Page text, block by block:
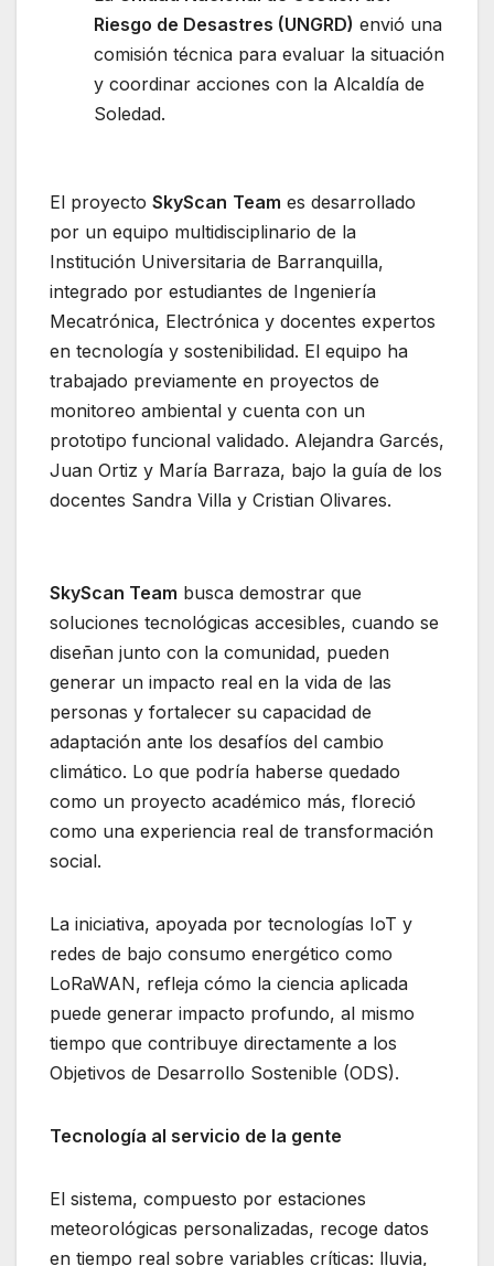
Riesgo de Desastres (UNGRD) envió una
comisión técnica para evaluar la situación
y coordinar acciones con la Alcaldía de
Soledad.
El proyecto SkyScan Team es desarrollado
por un equipo multidisciplinario de la
Institución Universitaria de Barranquilla,
integrado por estudiantes de Ingeniería
Mecatrónica, Electrónica y docentes expertos
en tecnología y sostenibilidad. El equipo ha
trabajado previamente en proyectos de
monitoreo ambiental y cuenta con un
prototipo funcional validado. Alejandra Garcés,
Juan Ortiz y María Barraza, bajo la guía de los
docentes Sandra Villa y Cristian Olivares.
SkyScan Team busca demostrar que
soluciones tecnológicas accesibles, cuando se
diseñan junto con la comunidad, pueden
generar un impacto real en la vida de las
personas y fortalecer su capacidad de
adaptación ante los desafíos del cambio
climático. Lo que podría haberse quedado
como un proyecto académico más, floreció
como una experiencia real de transformación
social.
La iniciativa, apoyada por tecnologías IoT y
redes de bajo consumo energético como
LoRaWAN, refleja cómo la ciencia aplicada
puede generar impacto profundo, al mismo
tiempo que contribuye directamente a los
Objetivos de Desarrollo Sostenible (ODS).
Tecnología al servicio de la gente
El sistema, compuesto por estaciones
meteorológicas personalizadas, recoge datos
en tiempo real sobre variables críticas: lluvia,